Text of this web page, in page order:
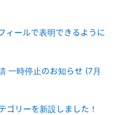
ィールで表明できるように
一時停止のお知らせ (7月
ゴリーを新設しました！